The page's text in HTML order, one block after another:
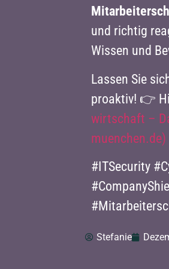
und richtig
Wissen und
Lassen Sie
proaktiv! 👉
wirtschaft –
muenchen.de)
#ITSecurity
Stefanie